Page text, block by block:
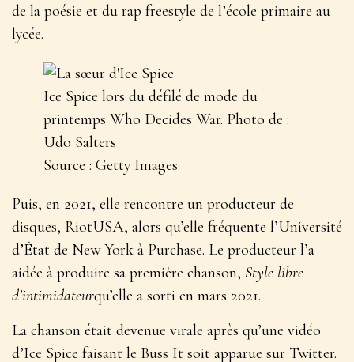
de la poésie et du rap freestyle de l’école primaire au
lycée.
Ice Spice lors du défilé de mode du
printemps Who Decides War. Photo de :
Udo Salters
Source : Getty Images
Puis, en 2021, elle rencontre un producteur de
disques, RiotUSA, alors qu’elle fréquente l’Université
d’État de New York à Purchase. Le producteur l’a
aidée à produire sa première chanson, Style libre
d’intimidateurqu’elle a sorti en mars 2021.
La chanson était devenue virale après qu’une vidéo
d’Ice Spice faisant le Buss It soit apparue sur Twitter.